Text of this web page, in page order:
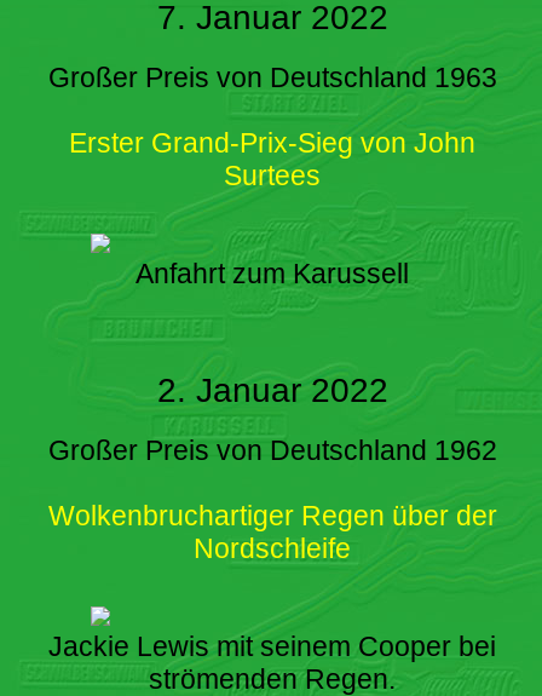
7. Januar 2022
Großer Preis von Deutschland 1963
Erster Grand-Prix-Sieg von John
Surtees
Anfahrt zum Karussell
2. Januar 2022
Großer Preis von Deutschland 1962
Wolkenbruchartiger Regen über der
Nordschleife
Jackie Lewis mit seinem Cooper bei
strömenden Regen.